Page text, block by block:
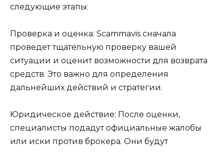
следующие этапы:
Проверка и оценка: Scammavis сначала
проведет тщательную проверку вашей
ситуации и оценит возможности для возврата
средств. Это важно для определения
дальнейших действий и стратегии.
Юридическое действие: После оценки,
специалисты подадут официальные жалобы
или иски против брокера. Они будут